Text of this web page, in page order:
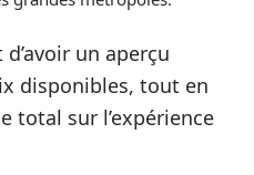
un aperçu
disponibles, tout en
total sur l’expérience